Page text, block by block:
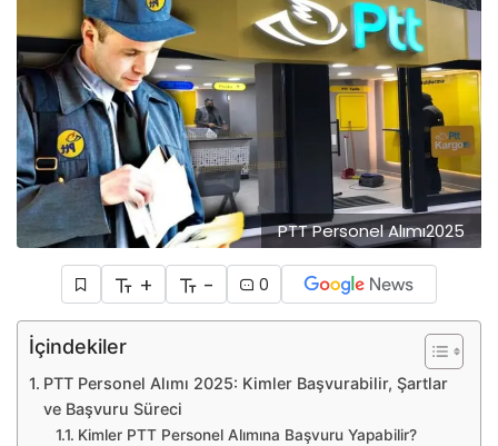
PTT Personel Alımı2025
+ - 0
İçindekiler
PTT Personel Alımı 2025: Kimler Başvurabilir, Şartlar
ve Başvuru Süreci
Kimler PTT Personel Alımına Başvuru Yapabilir?